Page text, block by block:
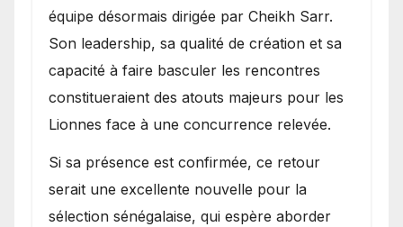
équipe désormais dirigée par Cheikh Sarr.
Son leadership, sa qualité de création et sa
capacité à faire basculer les rencontres
constitueraient des atouts majeurs pour les
Lionnes face à une concurrence relevée.
Si sa présence est confirmée, ce retour
serait une excellente nouvelle pour la
sélection sénégalaise, qui espère aborder